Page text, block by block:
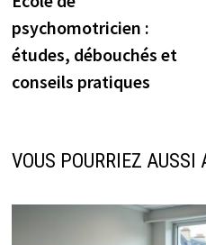
de
l’article
psychomotricien :
études, débouchés et
conseils pratiques
VOUS POURRIEZ AUSSI